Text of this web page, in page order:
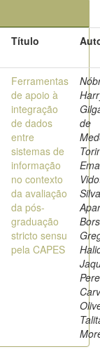
Título
Ferramentas
de apoio à
integração
de dados
entre
sistemas de
informação
no contexto
da avaliação
da pós-
graduação
stricto sensu
pela CAPES
de